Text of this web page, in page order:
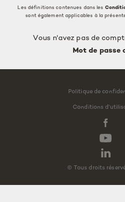
Les définitions contenues dans les
sont également applicables à la
Vous n'avez pas de
Mot de passe
Politique de
Conditions
© Tous droits